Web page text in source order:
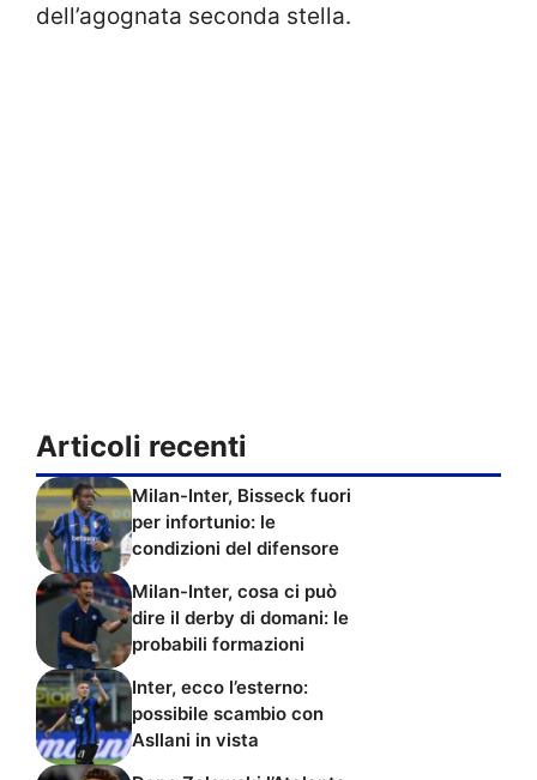
dell’agognata seconda stella.
Articoli recenti
Milan-Inter, Bisseck fuori
per infortunio: le
condizioni del difensore
Milan-Inter, cosa ci può
dire il derby di domani: le
probabili formazioni
Inter, ecco l’esterno:
possibile scambio con
Asllani in vista